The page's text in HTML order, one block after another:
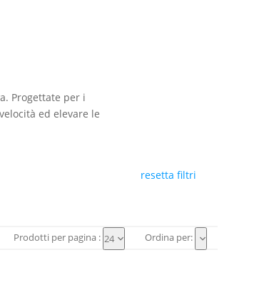
Progettate per i
ed elevare le
resetta filtri
Prodotti per pagina : 24 Ordina per: